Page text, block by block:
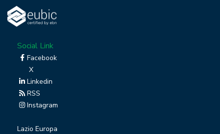
Social Link
Facebook
X
Linkedin
RSS
Instagram
Lazio Europa